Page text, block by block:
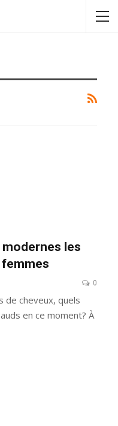
les
0
de cheveux, quels
en ce moment? À